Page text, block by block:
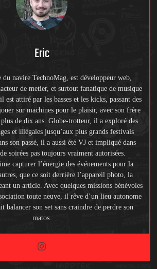
Eric
navire TechnoMag, est développeur web,
de metier, et surtout fanatique de musique
est attiré par les basses et les kicks, passant des
sur machines pour le plaisir, avec son frère
plus de dix ans. Globe-trotteur, il a exploré des
et illégales jusqu’aux plus grands festivals
son passé, il a aussi été VJ et impliqué dans
soirées pas toujours vraiment autorisées.
capturer l’énergie des événements pour la
que ce soit derrière l’appareil photo, la
un article. Avec quelques missions bénévoles
toute neuve, il rêve d’un lieu autonome
balancer son set sans craindre de perdre son
matos.